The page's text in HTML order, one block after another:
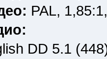
PAL,
DD 5.1